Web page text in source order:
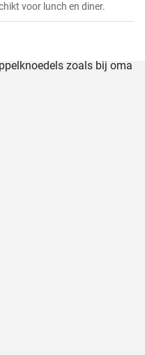
voor lunch en diner.